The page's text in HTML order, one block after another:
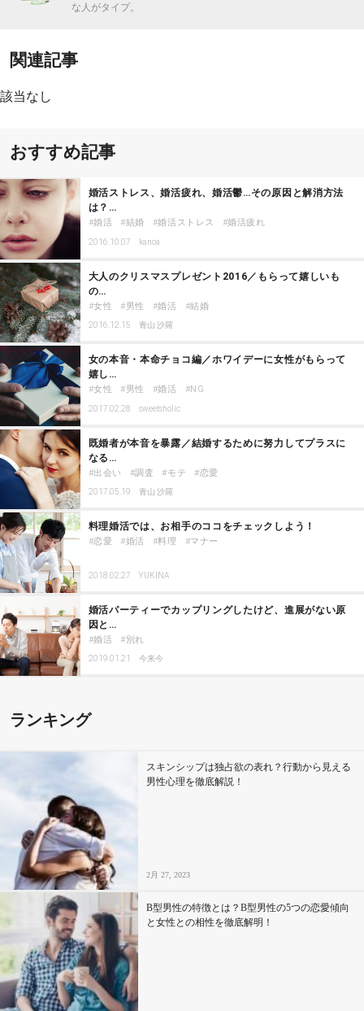
な人がタイプ。
関連記事
該当なし
おすすめ記事
婚活ストレス、婚活疲れ、婚活鬱…その原因と解消方法
は？…
婚活 結婚 婚活ストレス 婚活疲れ
2016.10.07 kanoa
大人のクリスマスプレゼント2016／もらって嬉しいも
の…
女性 男性 婚活 結婚
2016.12.15 青山 沙羅
女の本音・本命チョコ編／ホワイデーに女性がもらって
嬉し…
女性 男性 婚活 NG
2017.02.28 sweetsholic
既婚者が本音を暴露／結婚するために努力してプラスに
なる…
出会い 調査 モテ 恋愛
2017.05.19 青山 沙羅
料理婚活では、お相手のココをチェックしよう！
恋愛 婚活 料理 マナー
2018.02.27 YUKINA
婚活パーティーでカップリングしたけど、進展がない原
因と…
婚活 別れ
2019.01.21 今来今
ランキング
スキンシップは独占欲の表れ？行動から見える
男性心理を徹底解説！
2月 27, 2023
B型男性の特徴とは？B型男性の5つの恋愛傾向
と女性との相性を徹底解明！